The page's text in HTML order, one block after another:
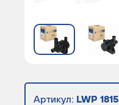
Артикул: LWP 1815